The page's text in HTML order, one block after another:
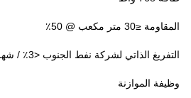
المقاومة ≤30 متر مكعب @ 50٪
التفريغ الذاتي لشركة نفط الجنوب <3٪ / شهر
وظيفة الموازنة